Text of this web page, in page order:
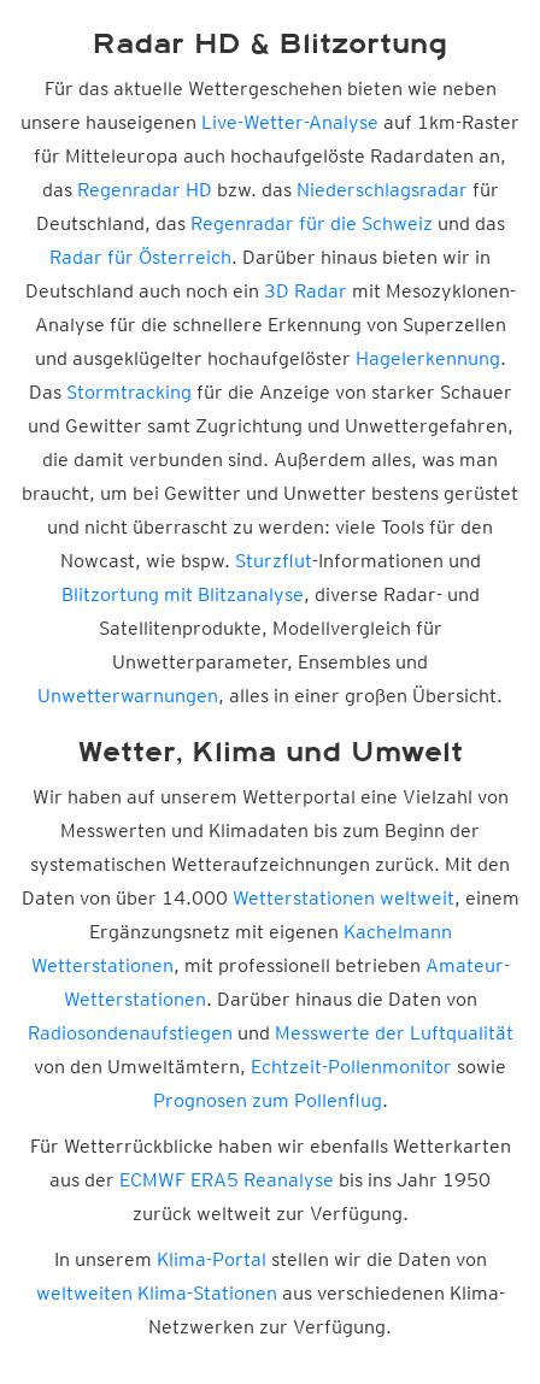
Radar HD & Blitzortung
Für das aktuelle Wettergeschehen bieten wie neben
unsere hauseigenen Live-Wetter-Analyse auf 1km-Raster
für Mitteleuropa auch hochaufgelöste Radardaten an,
das Regenradar HD bzw. das Niederschlagsradar für
Deutschland, das Regenradar für die Schweiz und das
Radar für Österreich. Darüber hinaus bieten wir in
Deutschland auch noch ein 3D Radar mit Mesozyklonen-
Analyse für die schnellere Erkennung von Superzellen
und ausgeklügelter hochaufgelöster Hagelerkennung.
Das Stormtracking für die Anzeige von starker Schauer
und Gewitter samt Zugrichtung und Unwettergefahren,
die damit verbunden sind. Außerdem alles, was man
braucht, um bei Gewitter und Unwetter bestens gerüstet
und nicht überrascht zu werden: viele Tools für den
Nowcast, wie bspw. Sturzflut-Informationen und
Blitzortung mit Blitzanalyse, diverse Radar- und
Satellitenprodukte, Modellvergleich für
Unwetterparameter, Ensembles und
Unwetterwarnungen, alles in einer großen Übersicht.
Wetter, Klima und Umwelt
Wir haben auf unserem Wetterportal eine Vielzahl von
Messwerten und Klimadaten bis zum Beginn der
systematischen Wetteraufzeichnungen zurück. Mit den
Daten von über 14.000 Wetterstationen weltweit, einem
Ergänzungsnetz mit eigenen Kachelmann
Wetterstationen, mit professionell betrieben Amateur-
Wetterstationen. Darüber hinaus die Daten von
Radiosondenaufstiegen und Messwerte der Luftqualität
von den Umweltämtern, Echtzeit-Pollenmonitor sowie
Prognosen zum Pollenflug.
Für Wetterrückblicke haben wir ebenfalls Wetterkarten
aus der ECMWF ERA5 Reanalyse bis ins Jahr 1950
zurück weltweit zur Verfügung.
In unserem Klima-Portal stellen wir die Daten von
weltweiten Klima-Stationen aus verschiedenen Klima-
Netzwerken zur Verfügung.